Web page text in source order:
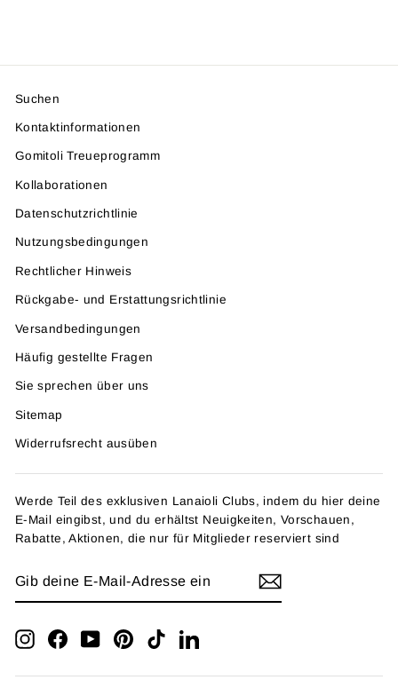
Suchen
Kontaktinformationen
Gomitoli Treueprogramm
Kollaborationen
Datenschutzrichtlinie
Nutzungsbedingungen
Rechtlicher Hinweis
Rückgabe- und Erstattungsrichtlinie
Versandbedingungen
Häufig gestellte Fragen
Sie sprechen über uns
Sitemap
Widerrufsrecht ausüben
Werde Teil des exklusiven Lanaioli Clubs, indem du hier deine
E-Mail eingibst, und du erhältst Neuigkeiten, Vorschauen,
Rabatte, Aktionen, die nur für Mitglieder reserviert sind
DEINE
ADRESSE
EINInstagramFacebookYouTubePinterestTikTokLinkedIn